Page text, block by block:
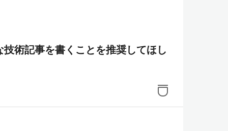
術記事を書くことを推奨してほし